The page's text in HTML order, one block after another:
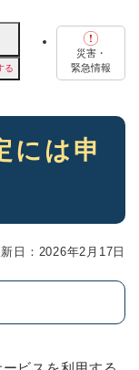
る
災害・
緊急情報
には申
日：2026年2月17日